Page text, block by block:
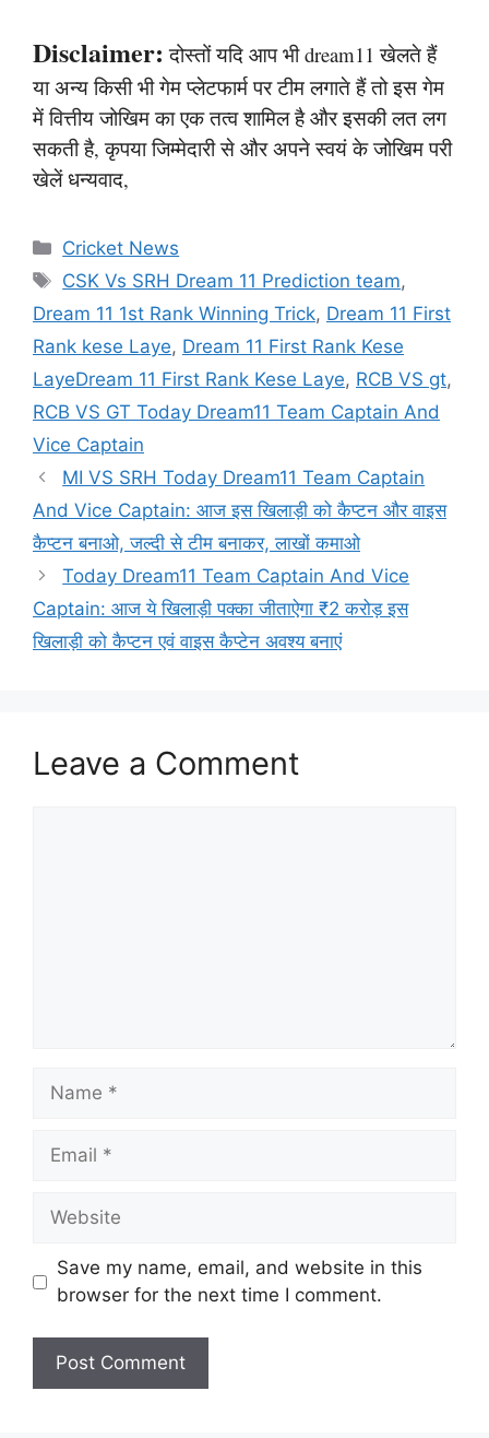
Disclaimer: दोस्तों यदि आप भी dream11 खेलते हैं
या अन्य किसी भी गेम प्लेटफार्म पर टीम लगाते हैं तो इस गेम
में वित्तीय जोखिम का एक तत्व शामिल है और इसकी लत लग
सकती है, कृपया जिम्मेदारी से और अपने स्वयं के जोखिम परी
खेलें धन्यवाद,
Categories
Cricket News
Tags
CSK Vs SRH Dream 11 Prediction team,
Dream 11 1st Rank Winning Trick, Dream 11 First
Rank kese Laye, Dream 11 First Rank Kese
LayeDream 11 First Rank Kese Laye, RCB VS gt,
RCB VS GT Today Dream11 Team Captain And
Vice Captain
MI VS SRH Today Dream11 Team Captain
And Vice Captain: आज इस खिलाड़ी को कैप्टन और वाइस
कैप्टन बनाओ, जल्दी से टीम बनाकर, लाखों कमाओ
Today Dream11 Team Captain And Vice
Captain: आज ये खिलाड़ी पक्का जीताऐगा ₹2 करोड़ इस
खिलाड़ी को कैप्टन एवं वाइस कैप्टेन अवश्य बनाएं
Leave a Comment
Name
Email
Website
Save my name, email, and website in this
browser for the next time I comment.